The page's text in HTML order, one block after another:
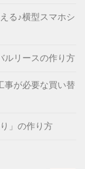
る♪横型スマホシ
ルリースの作り方
事が必要な買い替
」の作り方